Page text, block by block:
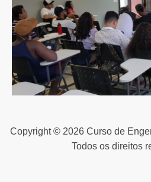
Copyright © 2026 Curso de
Todos os direitos